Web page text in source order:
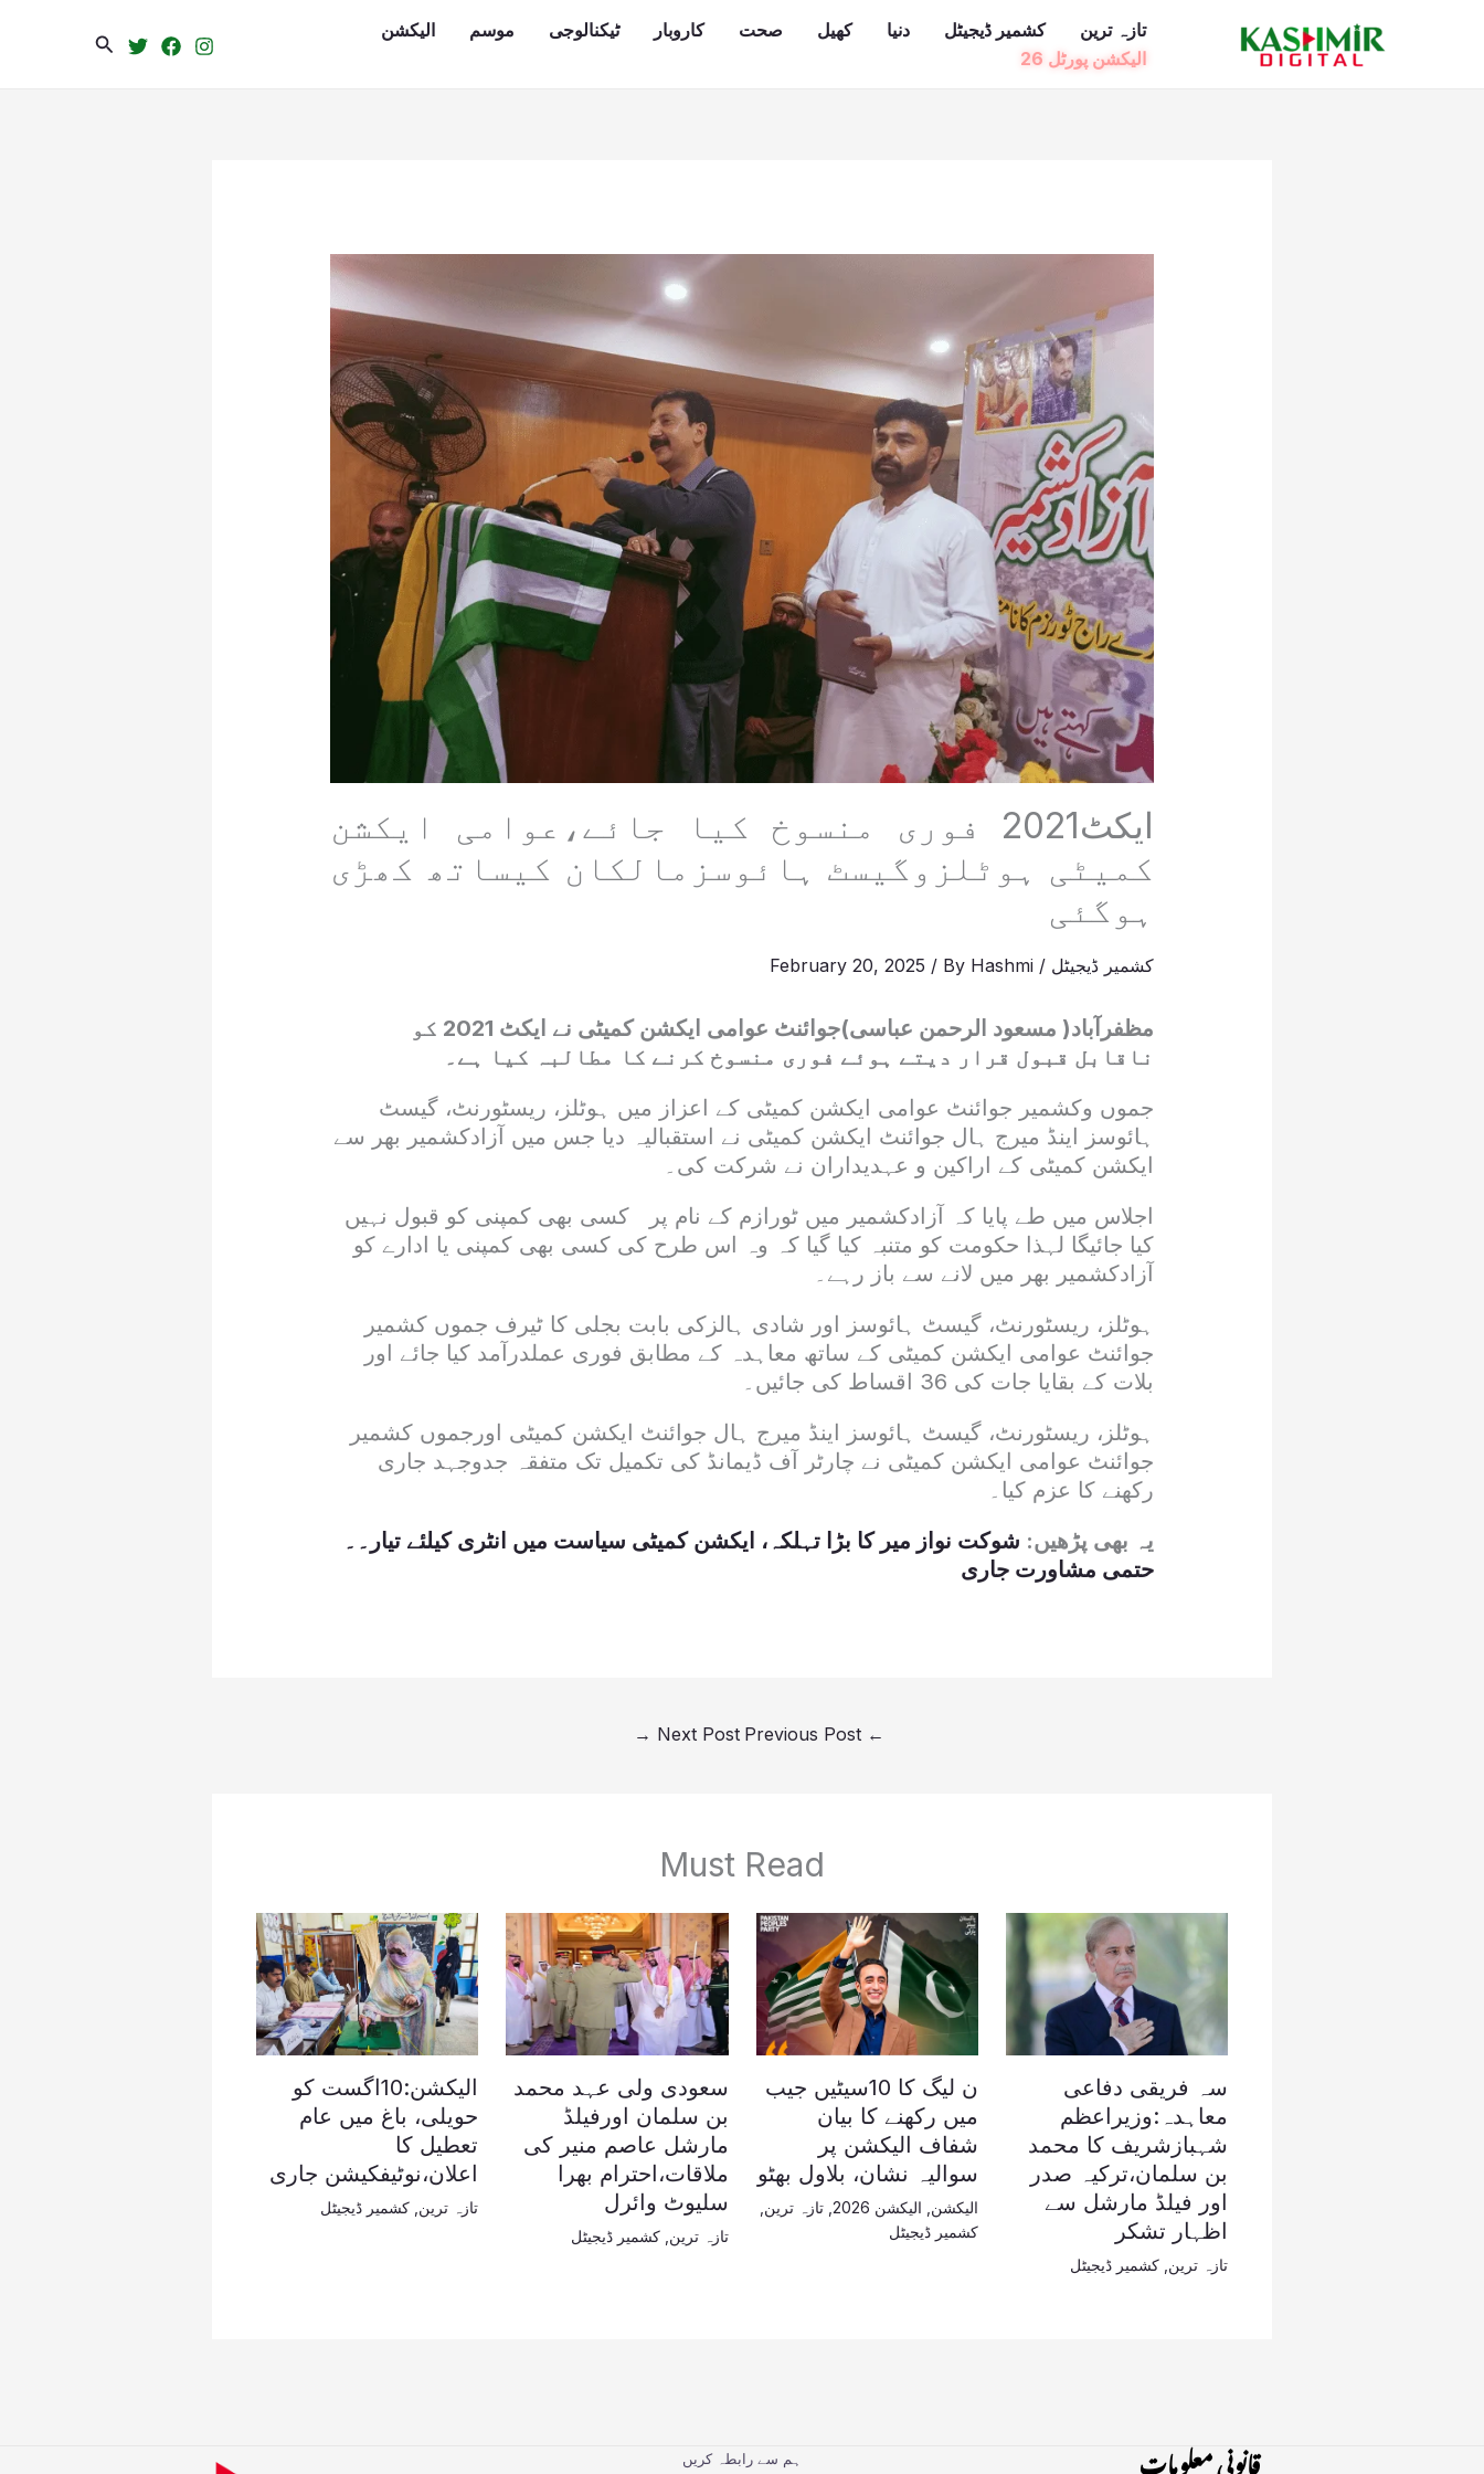
تازہ ترین کشمیر ڈیجیٹل دنیا کھیل صحت کاروبار ٹیکنالوجی موسم
الیکشن
الیکشن پورٹل 26
Search
ایکٹ2021 فوری منسوخ کیا جائے،عوامی ایکشن
کمیٹی ہوٹلزوگیسٹ ہائوسزمالکان کیساتھ کھڑی
ہوگئی
کشمیر ڈیجیٹل /
February 20, 2025 / By Hashmi
مظفرآباد( مسعود الرحمن عباسی)جوائنٹ عوامی ایکشن کمیٹی نے ایکٹ 2021 کو
ناقابل قبول قرار دیتے ہوئے فوری منسوخ کرنے کا مطالبہ کیا ہے۔
جموں وکشمیر جوائنٹ عوامی ایکشن کمیٹی کے اعزاز میں ہوٹلز، ریسٹورنٹ، گیسٹ
ہائوسز اینڈ میرج ہال جوائنٹ ایکشن کمیٹی نے استقبالیہ دیا جس میں آزادکشمیر بھر سے
ایکشن کمیٹی کے اراکین و عہدیداران نے شرکت کی۔
اجلاس میں طے پایا کہ آزادکشمیر میں ٹورازم کے نام پر کسی بھی کمپنی کو قبول نہیں
کیا جائیگا لہذا حکومت کو متنبہ کیا گیا کہ وہ اس طرح کی کسی بھی کمپنی یا ادارے کو
آزادکشمیر بھر میں لانے سے باز رہے۔
ہوٹلز، ریسٹورنٹ، گیسٹ ہائوسز اور شادی ہالزکی بابت بجلی کا ٹیرف جموں کشمیر
جوائنٹ عوامی ایکشن کمیٹی کے ساتھ معاہدہ کے مطابق فوری عملدرآمد کیا جائے اور
بلات کے بقایا جات کی 36 اقساط کی جائیں۔
ہوٹلز، ریسٹورنٹ، گیسٹ ہائوسز اینڈ میرج ہال جوائنٹ ایکشن کمیٹی اورجموں کشمیر
جوائنٹ عوامی ایکشن کمیٹی نے چارٹر آف ڈیمانڈ کی تکمیل تک متفقہ جدوجہد جاری
رکھنے کا عزم کیا۔
یہ بھی پڑھیں: شوکت نواز میر کا بڑا تہلکہ، ایکشن کمیٹی سیاست میں انٹری کیلئے تیار۔۔
حتمی مشاورت جاری
←
Next Post
→
Must Read
سہ فریقی دفاعی
معاہدہ:وزیراعظم
شہبازشریف کا محمد
بن سلمان،ترکیہ صدر
اور فیلڈ مارشل سے
اظہار تشکر
تازہ ترین کشمیر ڈیجیٹل
ن لیگ کا 10سیٹیں جیب
میں رکھنے کا بیان
شفاف الیکشن پر
سوالیہ نشان، بلاول بھٹو
الیکشن الیکشن 2026 ,تازہ ترین
کشمیر ڈیجیٹل
سعودی ولی عہد محمد
بن سلمان اورفیلڈ
مارشل عاصم منیر کی
ملاقات،احترام بھرا
سلیوٹ وائرل
تازہ ترین ,کشمیر ڈیجیٹل
الیکشن:10اگست کو
حویلی، باغ میں عام
تعطیل کا
اعلان،نوٹیفکیشن جاری
تازہ ترین کشمیر ڈیجیٹل
قانونی معلومات ہم سے رابطہ کریں